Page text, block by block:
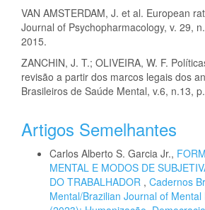
VAN AMSTERDAM, J. et al. European
Journal of Psychopharmacology, v. 29,
2015.
ZANCHIN, J. T.; OLIVEIRA, W. F.
revisão a partir dos marcos legais dos
Brasileiros de Saúde Mental, v.6, n.13,
Artigos Semelhantes
Carlos Alberto S. Garcia Jr.,
MENTAL E MODOS DE
DO TRABALHADOR , Cadernos
Mental/Brazilian Journal of